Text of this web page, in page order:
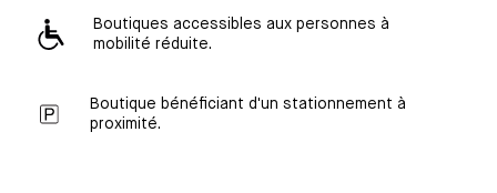
Boutiques accessibles aux personnes à
mobilité réduite.
Boutique bénéficiant d'un stationnement à
proximité.